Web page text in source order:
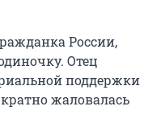
России,
Отец
поддержки
жаловалась